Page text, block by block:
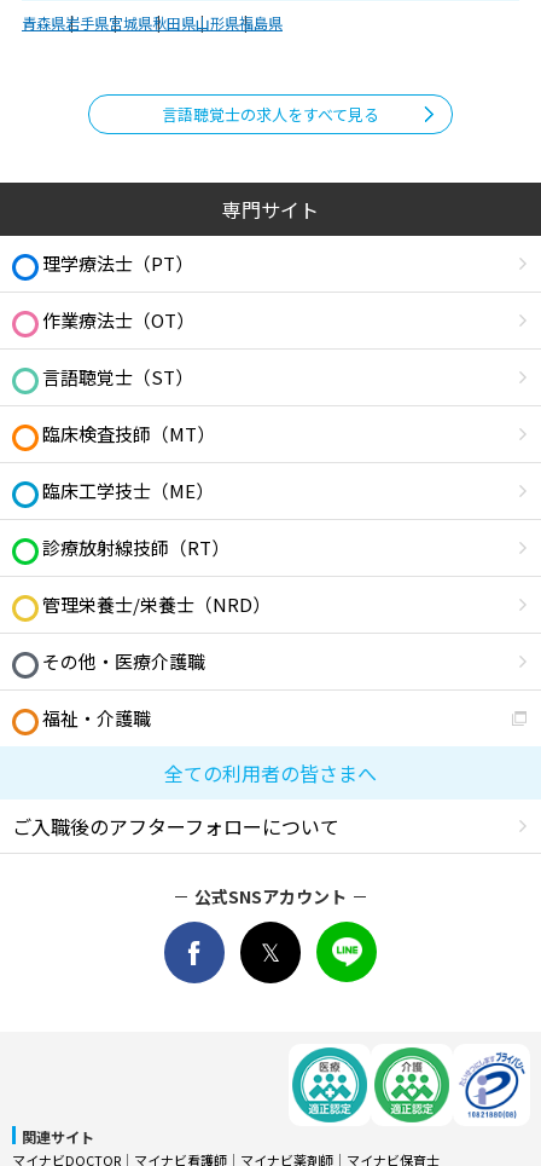
青森県岩手県宮城県秋田県山形県福島県
言語聴覚士の求人をすべて見る
専門サイト
理学療法士（PT）
作業療法士（OT）
言語聴覚士（ST）
臨床検査技師（MT）
臨床工学技士（ME）
診療放射線技師（RT）
管理栄養士/栄養士（NRD）
その他・医療介護職
福祉・介護職
全ての利用者の皆さまへ
ご入職後のアフターフォローについて
公式SNSアカウント
関連サイト
マイナビDOCTOR │ マイナビ看護師 │ マイナビ薬剤師 │ マイナビ保育士